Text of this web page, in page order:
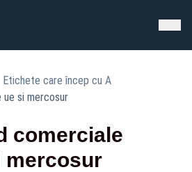
Etichete care încep cu A
si mercosur
comerciale
mercosur